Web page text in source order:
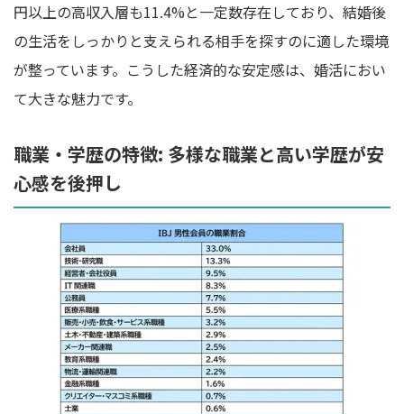
円以上の高収入層も11.4%と一定数存在しており、結婚後
の生活をしっかりと支えられる相手を探すのに適した環境
が整っています。こうした経済的な安定感は、婚活におい
て大きな魅力です。
職業・学歴の特徴: 多様な職業と高い学歴が安
心感を後押し